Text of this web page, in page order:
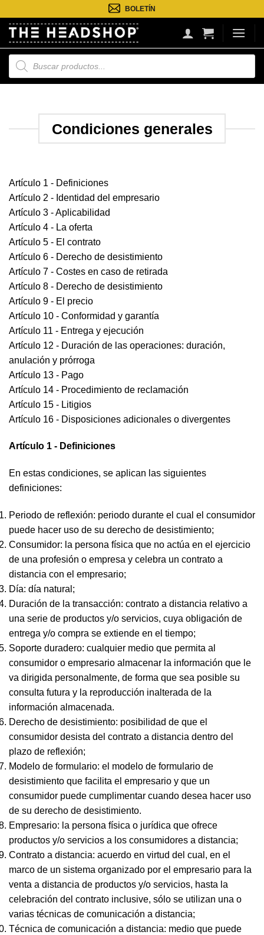
contenido
BOLETÍN
Búsqueda
de
productos
Condiciones generales
Artículo 1 - Definiciones
Artículo 2 - Identidad del empresario
Artículo 3 - Aplicabilidad
Artículo 4 - La oferta
Artículo 5 - El contrato
Artículo 6 - Derecho de desistimiento
Artículo 7 - Costes en caso de retirada
Artículo 8 - Derecho de desistimiento
Artículo 9 - El precio
Artículo 10 - Conformidad y garantía
Artículo 11 - Entrega y ejecución
Artículo 12 - Duración de las operaciones: duración,
anulación y prórroga
Artículo 13 - Pago
Artículo 14 - Procedimiento de reclamación
Artículo 15 - Litigios
Artículo 16 - Disposiciones adicionales o divergentes
Artículo 1 - Definiciones
En estas condiciones, se aplican las siguientes
definiciones:
Periodo de reflexión: periodo durante el cual el consumidor
puede hacer uso de su derecho de desistimiento;
Consumidor: la persona física que no actúa en el ejercicio
de una profesión o empresa y celebra un contrato a
distancia con el empresario;
Día: día natural;
Duración de la transacción: contrato a distancia relativo a
una serie de productos y/o servicios, cuya obligación de
entrega y/o compra se extiende en el tiempo;
Soporte duradero: cualquier medio que permita al
consumidor o empresario almacenar la información que le
va dirigida personalmente, de forma que sea posible su
consulta futura y la reproducción inalterada de la
información almacenada.
Derecho de desistimiento: posibilidad de que el
consumidor desista del contrato a distancia dentro del
plazo de reflexión;
Modelo de formulario: el modelo de formulario de
desistimiento que facilita el empresario y que un
consumidor puede cumplimentar cuando desea hacer uso
de su derecho de desistimiento.
Empresario: la persona física o jurídica que ofrece
productos y/o servicios a los consumidores a distancia;
Contrato a distancia: acuerdo en virtud del cual, en el
marco de un sistema organizado por el empresario para la
venta a distancia de productos y/o servicios, hasta la
celebración del contrato inclusive, sólo se utilizan una o
varias técnicas de comunicación a distancia;
Técnica de comunicación a distancia: medio que puede